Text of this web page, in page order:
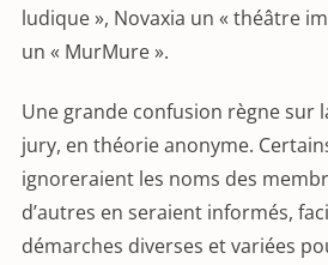
ludique », Novaxia un « théâtre
un « MurMure ».
Une grande confusion règne sur
jury, en théorie anonyme.
ignoreraient les noms des
d’autres en seraient informés,
démarches diverses et variées